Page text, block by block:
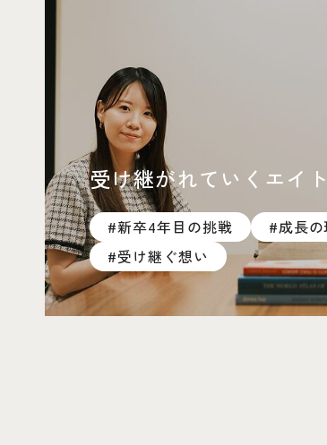
受け継がれていくエイ
#新卒4年目の挑戦
#成長の
#受け継ぐ想い